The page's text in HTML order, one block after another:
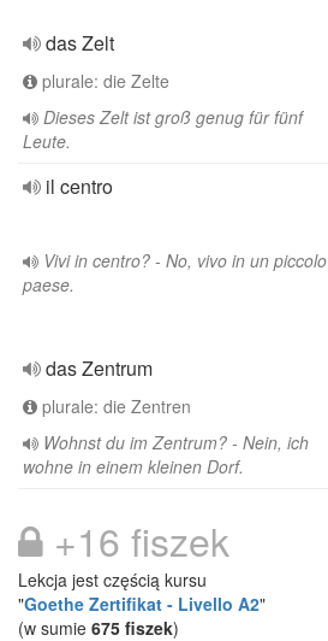
das Zelt
plurale: die Zelte
Dieses Zelt ist groß genug für fünf
Leute.
il centro
Vivi in centro? - No, vivo in un piccolo
paese.
das Zentrum
plurale: die Zentren
Wohnst du im Zentrum? - Nein, ich
wohne in einem kleinen Dorf.
+16 fiszek
Lekcja jest częścią kursu
"Goethe Zertifikat - Livello A2"
(w sumie 675 fiszek)